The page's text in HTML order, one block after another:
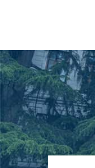
STATE